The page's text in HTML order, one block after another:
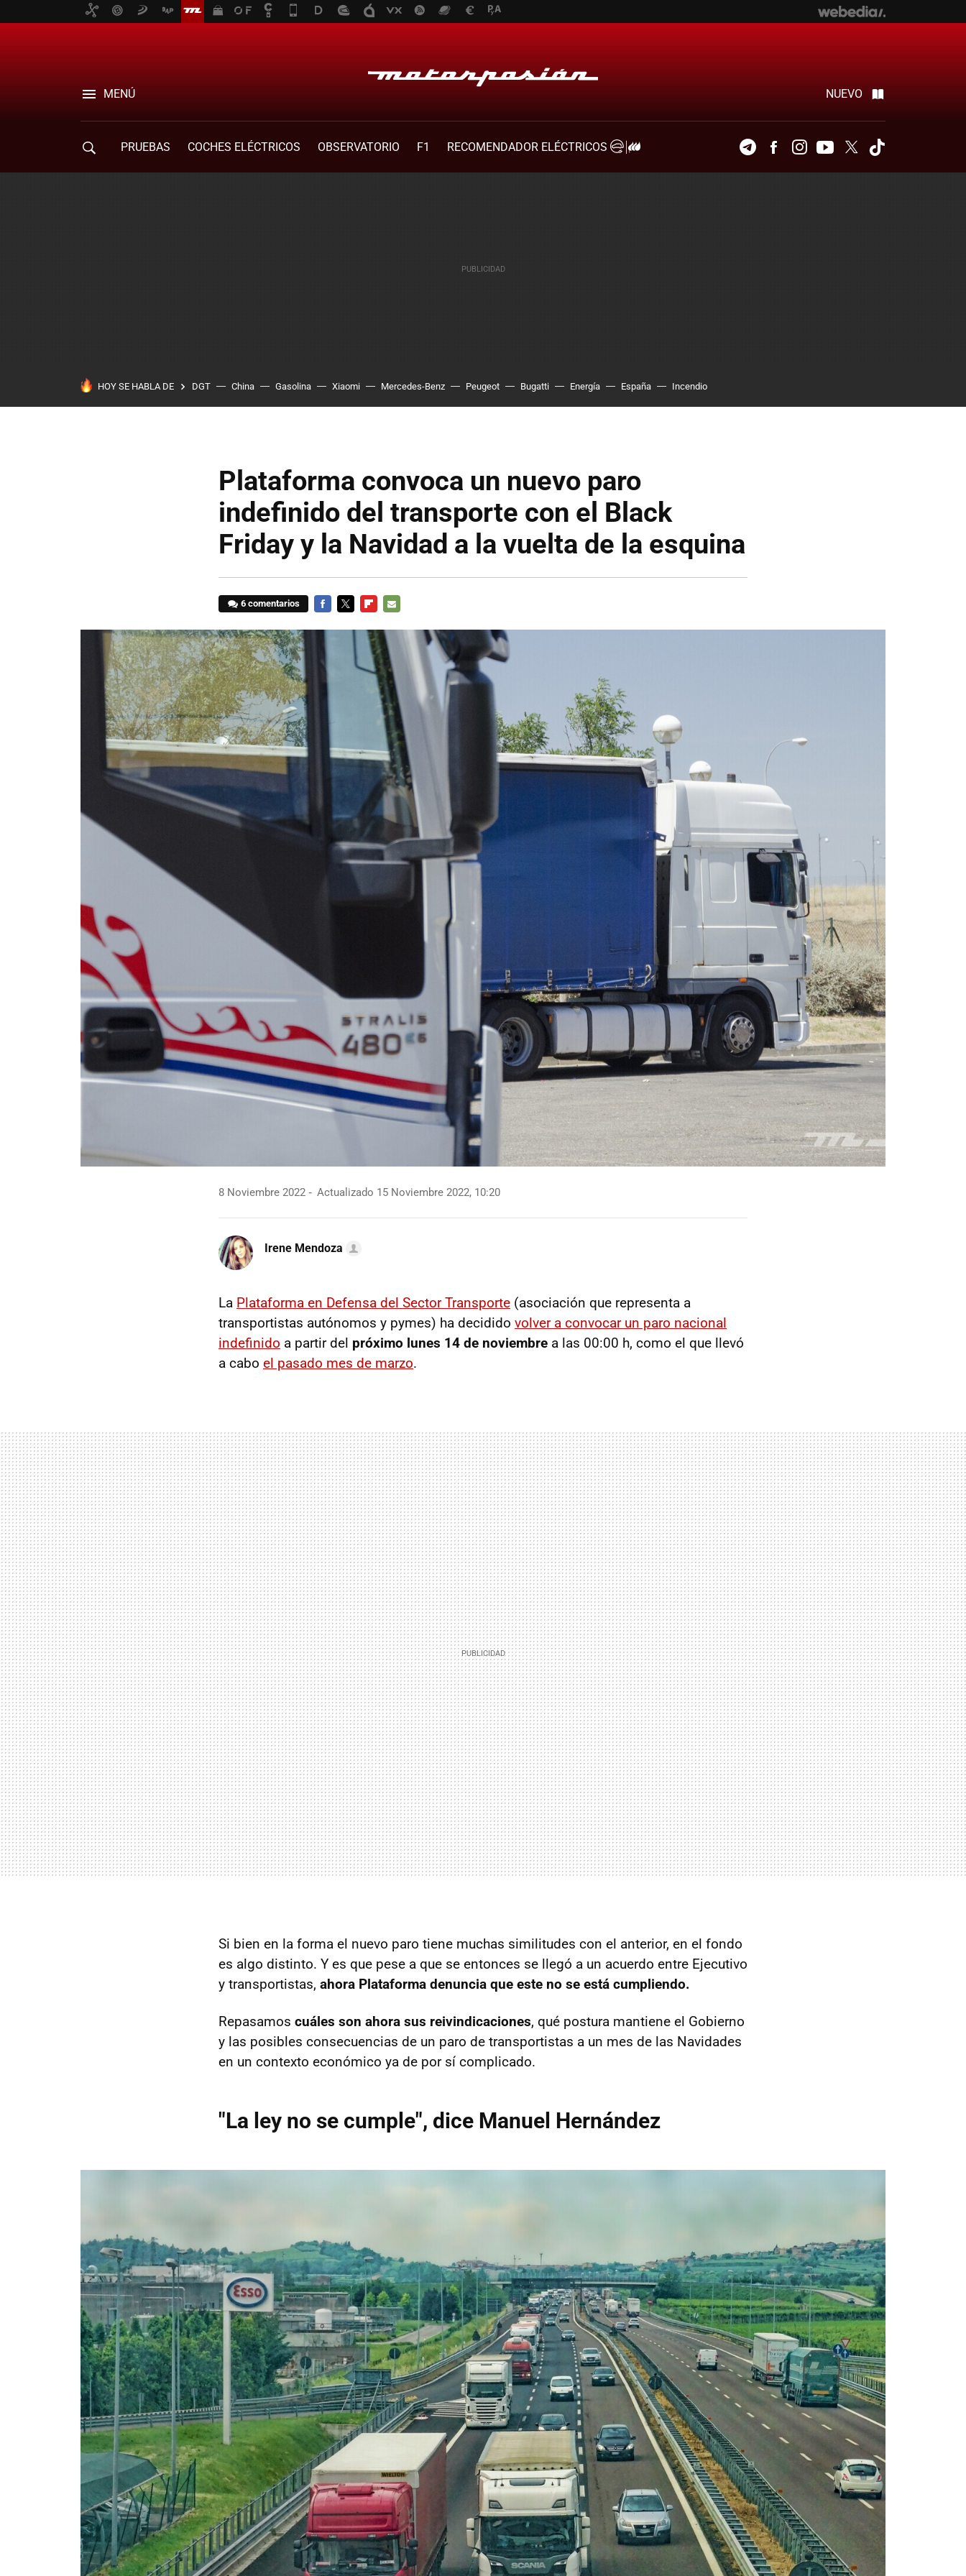
MENÚ NUEVO
PRUEBAS COCHES ELÉCTRICOS OBSERVATORIO F1
RECOMENDADOR ELÉCTRICOS
TelegramFacebookInstagramYoutubeTwitter
HOY SE HABLA DE DGT China Gasolina Xiaomi Mercedes-Benz Peugeot Bugatti Energía España Incendio
Plataforma convoca un nuevo paro
indefinido del transporte con el Black
Friday y la Navidad a la vuelta de la esquina
6 comentarios
MAIL
8 Noviembre 2022 Actualizado 15 Noviembre 2022, 10:20
Irene Mendoza
La Plataforma en Defensa del Sector Transporte (asociación que representa a
transportistas autónomos y pymes) ha decidido volver a convocar un paro nacional
indefinido a partir del próximo lunes 14 de noviembre a las 00:00 h, como el que llevó
a cabo el pasado mes de marzo.
Si bien en la forma el nuevo paro tiene muchas similitudes con el anterior, en el fondo
es algo distinto. Y es que pese a que se entonces se llegó a un acuerdo entre Ejecutivo
y transportistas, ahora Plataforma denuncia que este no se está cumpliendo.
Repasamos cuáles son ahora sus reivindicaciones, qué postura mantiene el Gobierno
y las posibles consecuencias de un paro de transportistas a un mes de las Navidades
en un contexto económico ya de por sí complicado.
"La ley no se cumple", dice Manuel Hernández